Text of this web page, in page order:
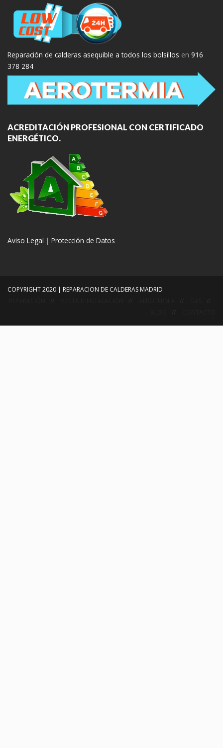
Reparación de calderas asequible a todos los bolsillos en 916
378 284
ACREDITACIÓN PROFESIONAL CON CERTIFICADO
ENERGÉTICO.
Aviso Legal | Protección de Datos
COPYRIGHT 2020 | REPARACION DE CALDERAS MADRID